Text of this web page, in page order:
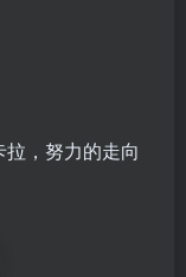
，努力的走向